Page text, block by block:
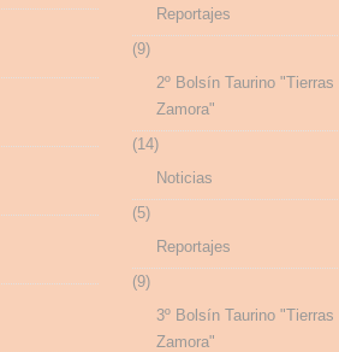
Reportajes
(9)
2º Bolsín Taurino "Tierras
Zamora"
(14)
Noticias
(5)
Reportajes
(9)
3º Bolsín Taurino "Tierras
Zamora"